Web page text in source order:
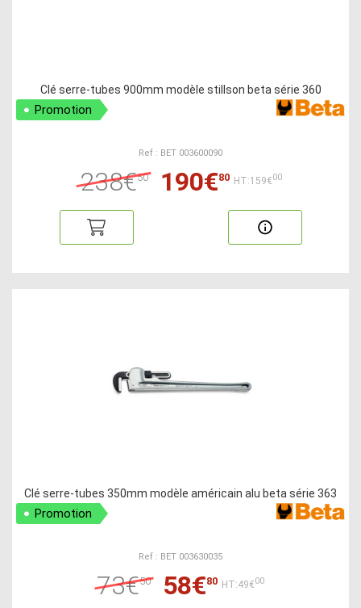
Clé serre-tubes 900mm modèle stillson beta série 360
Promotion
Ref : BET 003600090
238€50 190€80 HT:159€00
Clé serre-tubes 350mm modèle américain alu beta série 363
Promotion
Ref : BET 003630035
73€50 58€80 HT:49€00